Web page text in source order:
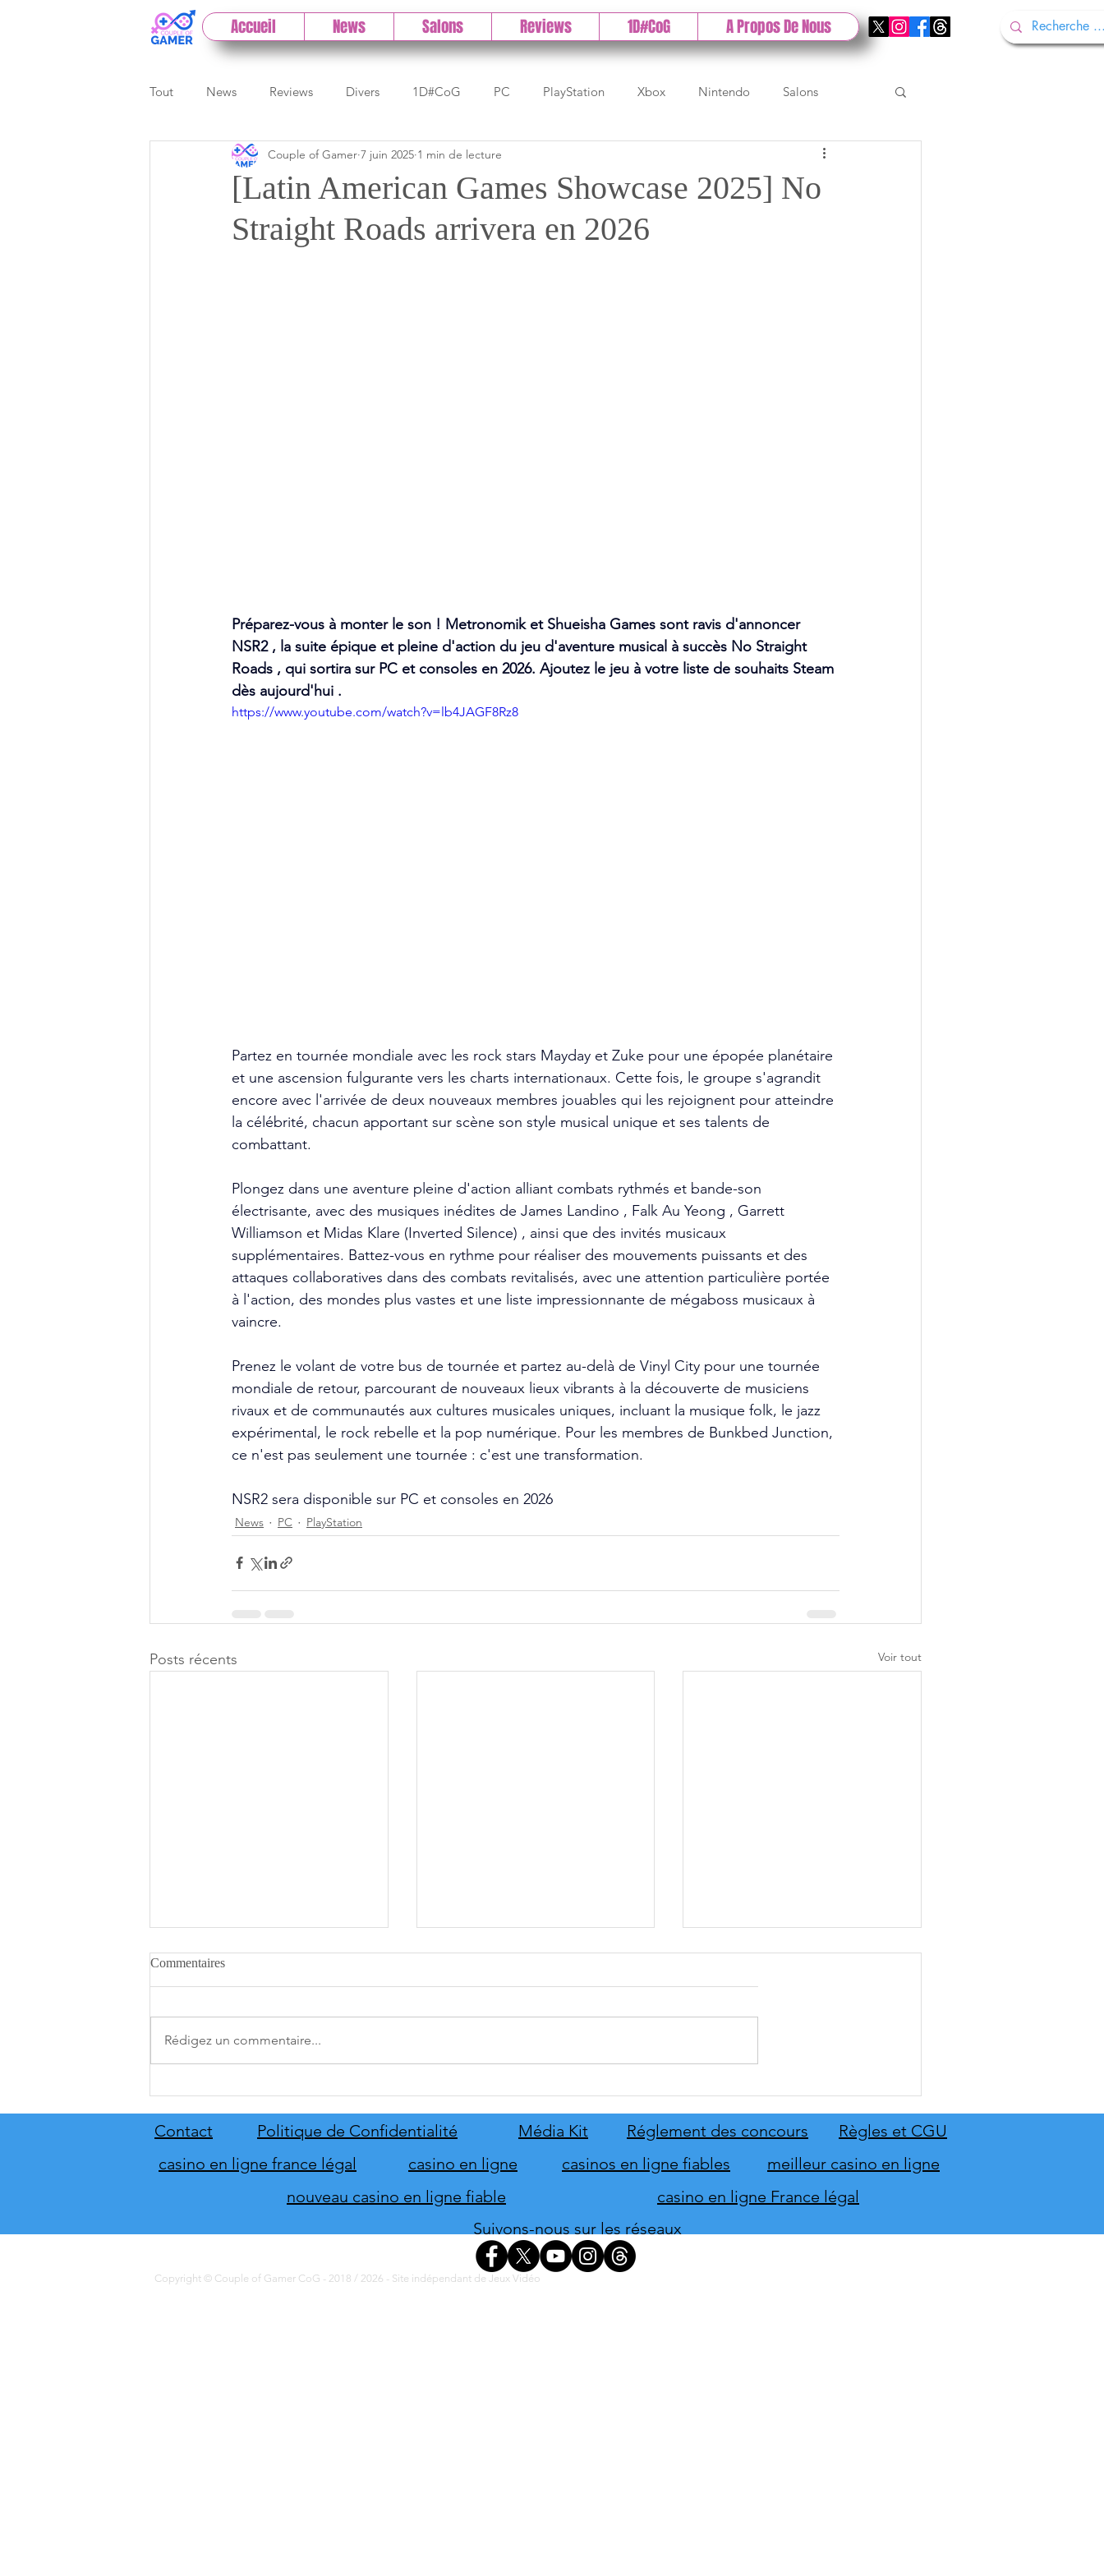
Accueil News Salons Reviews 1D#CoG A Propos De Nous
Tout News Reviews Divers 1D#CoG PC PlayStation Xbox Nintendo Salons
Previews Cloud Test indé DLC Gamescom
Paris Games Week Early Access Test 1DCoG Test Xbox
[Latin American Games Showcase 2025] No
Straight Roads arrivera en 2026
Couple of Gamer 7 juin 2025 1 min de lecture
Préparez-vous à monter le son ! Metronomik et Shueisha Games sont ravis d'annoncer
NSR2 , la suite épique et pleine d'action du jeu d'aventure musical à succès No Straight
Roads , qui sortira sur PC et consoles en 2026. Ajoutez le jeu à votre liste de souhaits Steam
dès aujourd'hui .
https://www.youtube.com/watch?v=lb4JAGF8Rz8
Partez en tournée mondiale avec les rock stars Mayday et Zuke pour une épopée planétaire
et une ascension fulgurante vers les charts internationaux. Cette fois, le groupe s'agrandit
encore avec l'arrivée de deux nouveaux membres jouables qui les rejoignent pour atteindre
la célébrité, chacun apportant sur scène son style musical unique et ses talents de
combattant.
Plongez dans une aventure pleine d'action alliant combats rythmés et bande-son
électrisante, avec des musiques inédites de James Landino , Falk Au Yeong , Garrett
Williamson et Midas Klare (Inverted Silence) , ainsi que des invités musicaux
supplémentaires. Battez-vous en rythme pour réaliser des mouvements puissants et des
attaques collaboratives dans des combats revitalisés, avec une attention particulière portée
à l'action, des mondes plus vastes et une liste impressionnante de mégaboss musicaux à
vaincre.
Prenez le volant de votre bus de tournée et partez au-delà de Vinyl City pour une tournée
mondiale de retour, parcourant de nouveaux lieux vibrants à la découverte de musiciens
rivaux et de communautés aux cultures musicales uniques, incluant la musique folk, le jazz
expérimental, le rock rebelle et la pop numérique. Pour les membres de Bunkbed Junction,
ce n'est pas seulement une tournée : c'est une transformation.
NSR2 sera disponible sur PC et consoles en 2026
News PC PlayStation
Posts récents Voir tout
Kourou
Smart Board 1150 et le Smart
Terminal ST-1150
Commentaires
Rédigez un commentaire...
Contact Politique de Confidentialité Média Kit Règles et CGU
Réglement des concours
casino en ligne france légal
meilleur casino en ligne
casino en ligne
casinos en ligne fiables
nouveau casino en ligne fiable
casino en ligne France légal
Suivons-nous sur les réseaux
Copyright © Couple of Gamer CoG - 2018 / 2026 - Site indépendant de Jeux Vidéo